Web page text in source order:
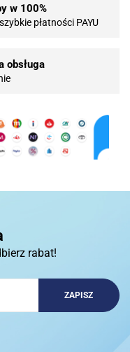
w 100%
płatności PAYU
obsługa
rabat!